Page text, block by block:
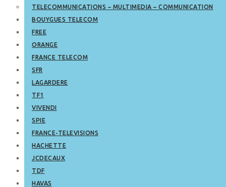
TELECOMMUNICATIONS – MULTIMEDIA – COMMUNICATION
BOUYGUES TELECOM
FREE
ORANGE
FRANCE TELECOM
SFR
LAGARDERE
TF1
VIVENDI
SPIE
FRANCE-TELEVISIONS
HACHETTE
JCDECAUX
TDF
HAVAS